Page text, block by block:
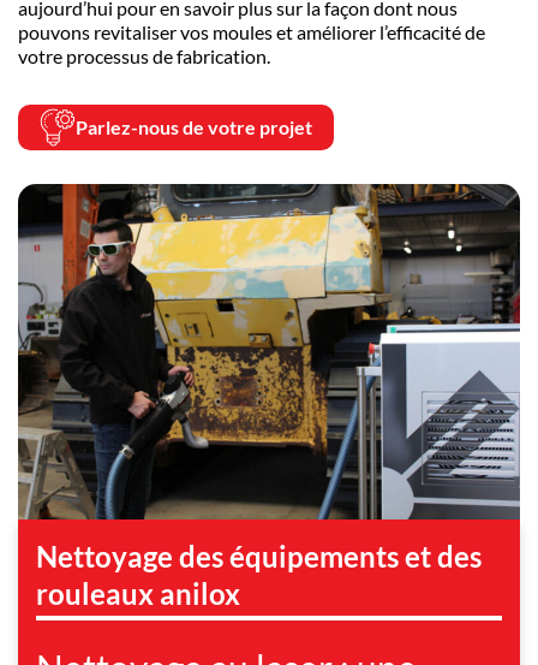
aujourd’hui pour en savoir plus sur la façon dont nous
pouvons revitaliser vos moules et améliorer l’efficacité de
votre processus de fabrication.
Parlez-nous de votre projet
Nettoyage des équipements et des
rouleaux anilox